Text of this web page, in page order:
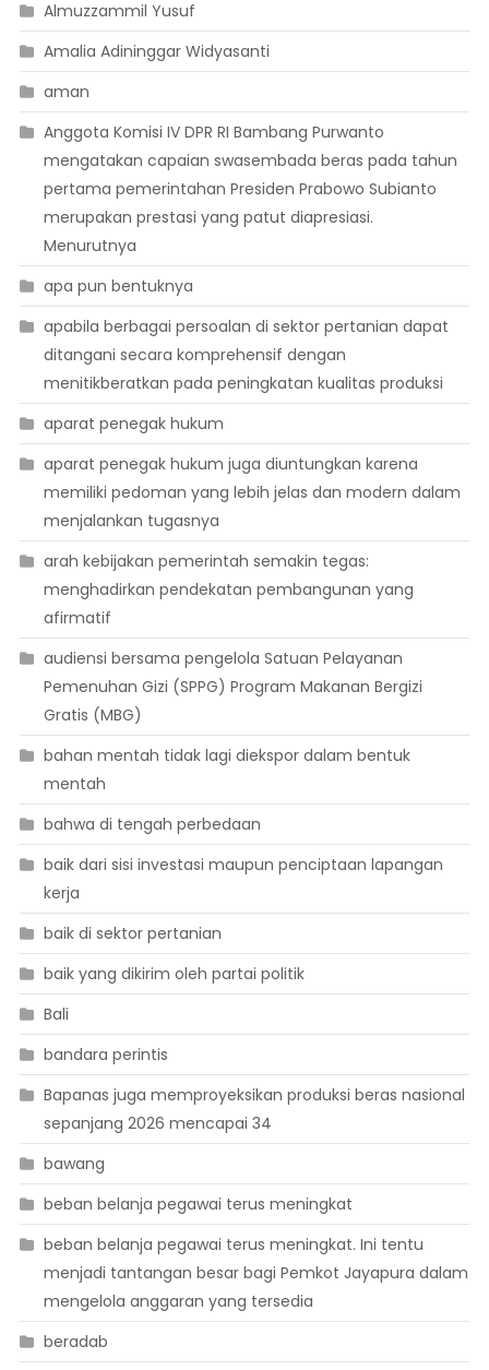
Almuzzammil Yusuf
Amalia Adininggar Widyasanti
aman
Anggota Komisi IV DPR RI Bambang Purwanto
mengatakan capaian swasembada beras pada tahun
pertama pemerintahan Presiden Prabowo Subianto
merupakan prestasi yang patut diapresiasi.
Menurutnya
apa pun bentuknya
apabila berbagai persoalan di sektor pertanian dapat
ditangani secara komprehensif dengan
menitikberatkan pada peningkatan kualitas produksi
aparat penegak hukum
aparat penegak hukum juga diuntungkan karena
memiliki pedoman yang lebih jelas dan modern dalam
menjalankan tugasnya
arah kebijakan pemerintah semakin tegas:
menghadirkan pendekatan pembangunan yang
afirmatif
audiensi bersama pengelola Satuan Pelayanan
Pemenuhan Gizi (SPPG) Program Makanan Bergizi
Gratis (MBG)
bahan mentah tidak lagi diekspor dalam bentuk
mentah
bahwa di tengah perbedaan
baik dari sisi investasi maupun penciptaan lapangan
kerja
baik di sektor pertanian
baik yang dikirim oleh partai politik
Bali
bandara perintis
Bapanas juga memproyeksikan produksi beras nasional
sepanjang 2026 mencapai 34
bawang
beban belanja pegawai terus meningkat
beban belanja pegawai terus meningkat. Ini tentu
menjadi tantangan besar bagi Pemkot Jayapura dalam
mengelola anggaran yang tersedia
beradab